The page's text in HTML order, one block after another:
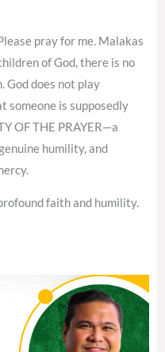
pray for me. Malakas
of God, there is no
God does not play
is supposedly
OF THE PRAYER—a
humility, and
faith and humility.